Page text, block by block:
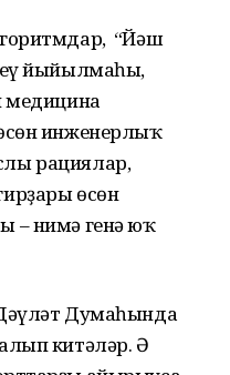
“Йәш
йыйылмаһы,
медицина
инженерлыҡ
рациялар,
өсөн
– нимә генә юҡ
Думаһында
китәләр. Ә